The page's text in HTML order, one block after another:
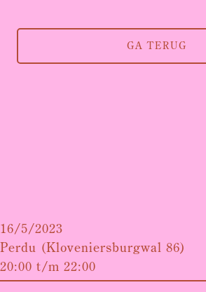
GA TERUG
16/5/2023
Perdu (Kloveniersburgwal 86)
20:00 t/m 22:00